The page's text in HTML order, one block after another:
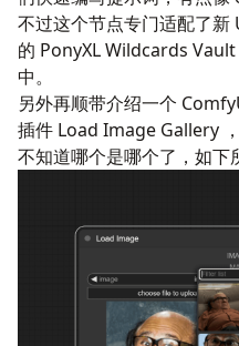
不过这个节点专门适配了
的 PonyXL Wildcards Vault
中。
另外再顺带介绍一个
插件 Load Image Gallery
不知道哪个是哪个了，如下